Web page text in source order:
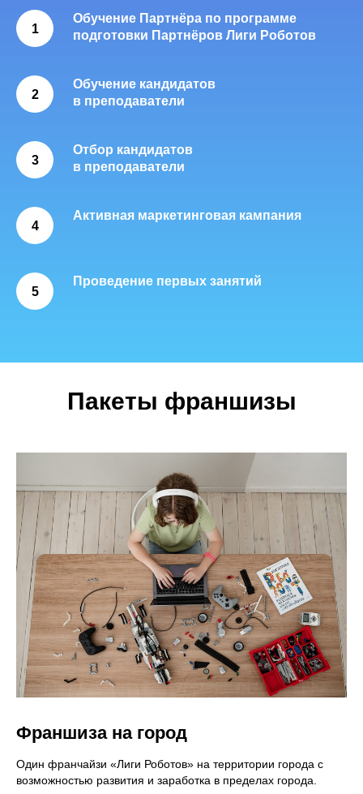
1
Обучение Партнёра по программе
подготовки Партнёров Лиги Роботов
2
Обучение кандидатов
в преподаватели
3
Отбор кандидатов
в преподаватели
4
Активная маркетинговая кампания
5
Проведение первых занятий
Пакеты франшизы
Франшиза на город
Один франчайзи «Лиги Роботов» на территории города с
возможностью развития и заработка в пределах города.